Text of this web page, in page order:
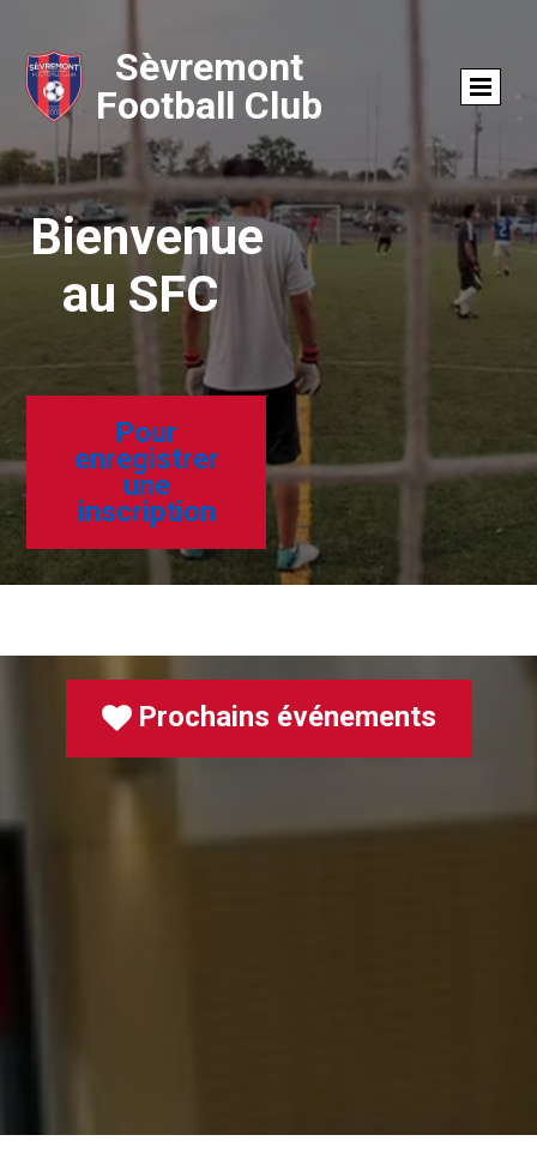
Sèvremont
Football Club
Bienvenue
au SFC
Pour
enregistrer
une
inscription
Prochains événements